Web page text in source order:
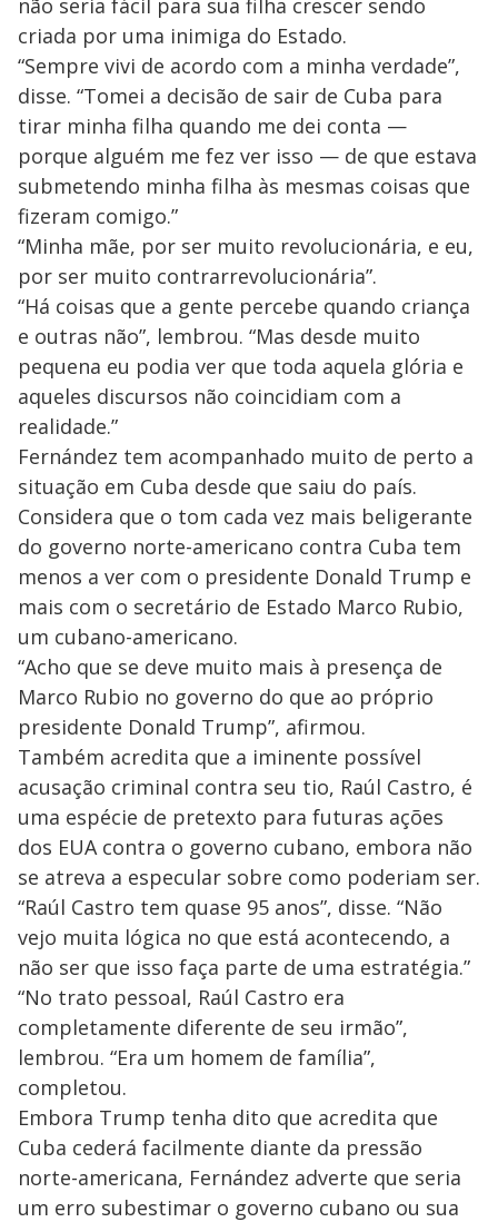
não seria fácil para sua filha crescer sendo
criada por uma inimiga do Estado.
“Sempre vivi de acordo com a minha verdade”,
disse. “Tomei a decisão de sair de Cuba para
tirar minha filha quando me dei conta —
porque alguém me fez ver isso — de que estava
submetendo minha filha às mesmas coisas que
fizeram comigo.”
“Minha mãe, por ser muito revolucionária, e eu,
por ser muito contrarrevolucionária”.
“Há coisas que a gente percebe quando criança
e outras não”, lembrou. “Mas desde muito
pequena eu podia ver que toda aquela glória e
aqueles discursos não coincidiam com a
realidade.”
Fernández tem acompanhado muito de perto a
situação em Cuba desde que saiu do país.
Considera que o tom cada vez mais beligerante
do governo norte-americano contra Cuba tem
menos a ver com o presidente Donald Trump e
mais com o secretário de Estado Marco Rubio,
um cubano-americano.
“Acho que se deve muito mais à presença de
Marco Rubio no governo do que ao próprio
presidente Donald Trump”, afirmou.
Também acredita que a iminente possível
acusação criminal contra seu tio, Raúl Castro, é
uma espécie de pretexto para futuras ações
dos EUA contra o governo cubano, embora não
se atreva a especular sobre como poderiam ser.
“Raúl Castro tem quase 95 anos”, disse. “Não
vejo muita lógica no que está acontecendo, a
não ser que isso faça parte de uma estratégia.”
“No trato pessoal, Raúl Castro era
completamente diferente de seu irmão”,
lembrou. “Era um homem de família”,
completou.
Embora Trump tenha dito que acredita que
Cuba cederá facilmente diante da pressão
norte-americana, Fernández adverte que seria
um erro subestimar o governo cubano ou sua